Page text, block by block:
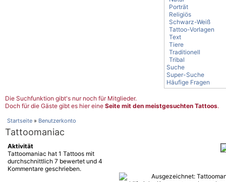
Porträt
Religiös
Schwarz-Weiß
Tattoo-Vorlagen
Text
Tiere
Traditionell
Tribal
Suche
Super-Suche
Häufige Fragen
Die Suchfunktion gibt's nur noch für Mitglieder.
Doch für die Gäste gibt es hier eine Seite mit den meistgesuchten Tattoos.
Startseite » Benutzerkonto
Tattoomaniac
Aktivität
Tattoomaniac hat 1 Tattoos mit
durchschnittlich 7 bewertet und 4
Kommentare geschrieben.